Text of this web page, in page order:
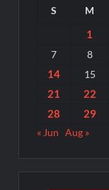
S M
1
7 8
14
15
21
22
28
29
« Jun Aug »